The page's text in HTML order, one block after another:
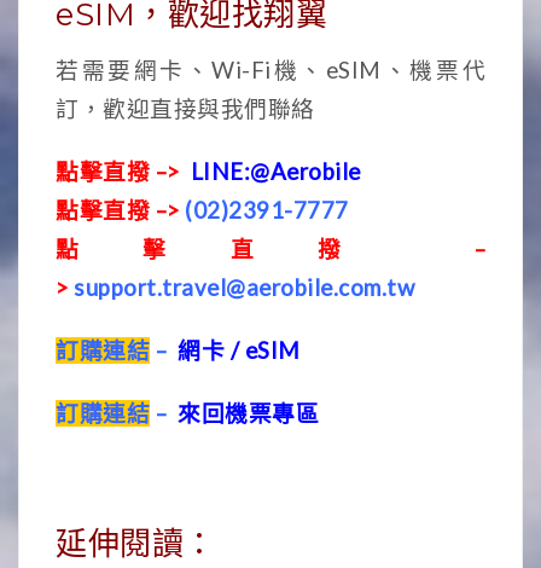
eSIM，歡迎找翔翼
若需要網卡、Wi-Fi機、eSIM、機票代
訂，歡迎直接與我們聯絡
點擊直撥 –> LINE:@Aerobile
點擊直撥 –> (02)2391-7777
點擊直撥 –
> support.travel@aerobile.com.tw
訂購連結 – 網卡 / eSIM
訂購連結 – 來回機票專區
延伸閱讀：